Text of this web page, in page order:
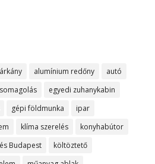
alumínium redőny
autó
egyedi zuhanykabin
gépi földmunka
ipar
klíma szerelés
konyhabútor
Budapest
költöztető